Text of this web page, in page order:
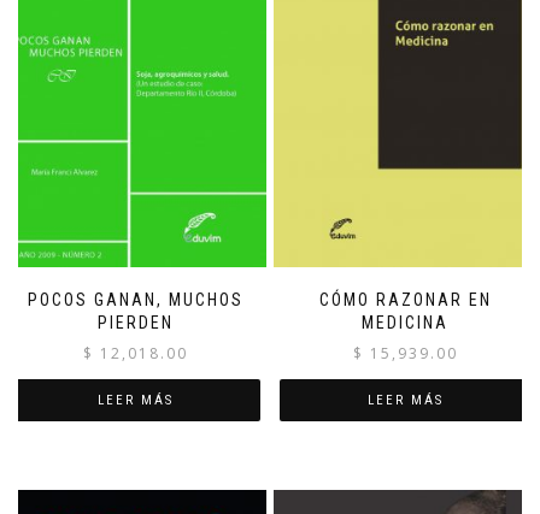
POCOS GANAN, MUCHOS
PIERDEN
$ 12,018.00
LEER MÁS
CÓMO RAZONAR EN
MEDICINA
$ 15,939.00
LEER MÁS